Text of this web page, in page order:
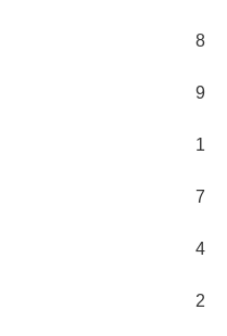
8
9
1
7
4
2